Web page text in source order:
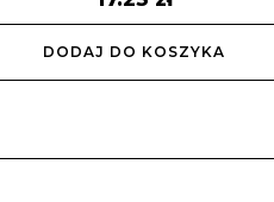
DODAJ DO KOSZYKA